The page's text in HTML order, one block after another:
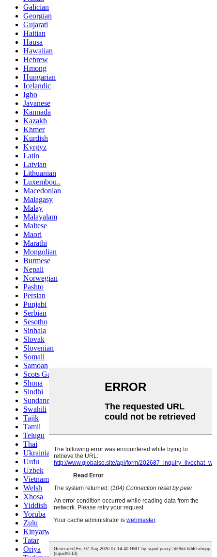
Galician
Georgian
Gujarati
Haitian
Hausa
Hawaiian
Hebrew
Hmong
Hungarian
Icelandic
Igbo
Javanese
Kannada
Kazakh
Khmer
Kurdish
Kyrgyz
Latin
Latvian
Lithuanian
Luxembou..
Macedonian
Malagasy
Malay
Malayalam
Maltese
Maori
Marathi
Mongolian
Burmese
Nepali
Norwegian
Pashto
Persian
Punjabi
Serbian
Sesotho
Sinhala
Slovak
Slovenian
Somali
Samoan
Scots Gaelic
Shona
Sindhi
Sundanese
Swahili
Tajik
Tamil
Telugu
Thai
Ukrainian
Urdu
Uzbek
Vietnamese
Welsh
Xhosa
Yiddish
Yoruba
Zulu
Kinyarwanda
Tatar
Oriya